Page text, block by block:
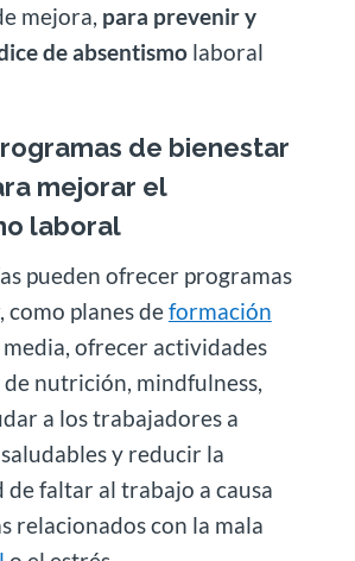
mejora, para prevenir y
de absentismolaboral
de bienestar
mejorar el
laboral
pueden ofrecer programas
como planes deformación
media, ofrecer actividades
nutrición, mindfulness,
a los trabajadores a
y reducir la
faltar al trabajo a causa
relacionados con la mala